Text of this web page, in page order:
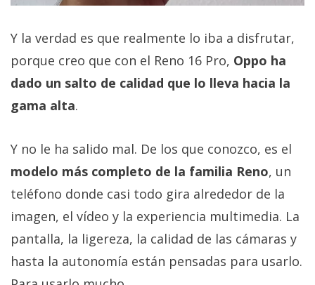
Y la verdad es que realmente lo iba a disfrutar,
porque creo que con el Reno 16 Pro, Oppo ha
dado un salto de calidad que lo lleva hacia la
gama alta.
Y no le ha salido mal. De los que conozco, es el
modelo más completo de la familia Reno, un
teléfono donde casi todo gira alrededor de la
imagen, el vídeo y la experiencia multimedia. La
pantalla, la ligereza, la calidad de las cámaras y
hasta la autonomía están pensadas para usarlo.